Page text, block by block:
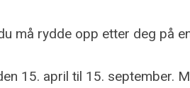
må rydde opp etter deg på
15. april til 15. september.